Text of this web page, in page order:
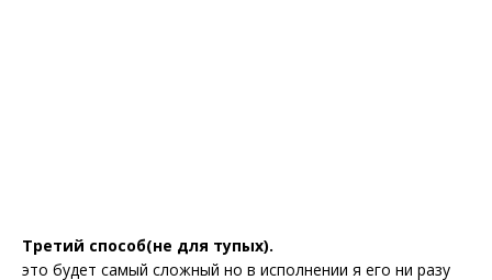
Третий способ(не для тупых).
это будет самый сложный но в исполнении я его ни разу